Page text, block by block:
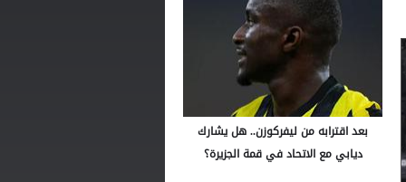
بعد اقترابه من ليفركوزن.. هل يشارك
ديابي مع الاتحاد في قمة الجزيرة؟